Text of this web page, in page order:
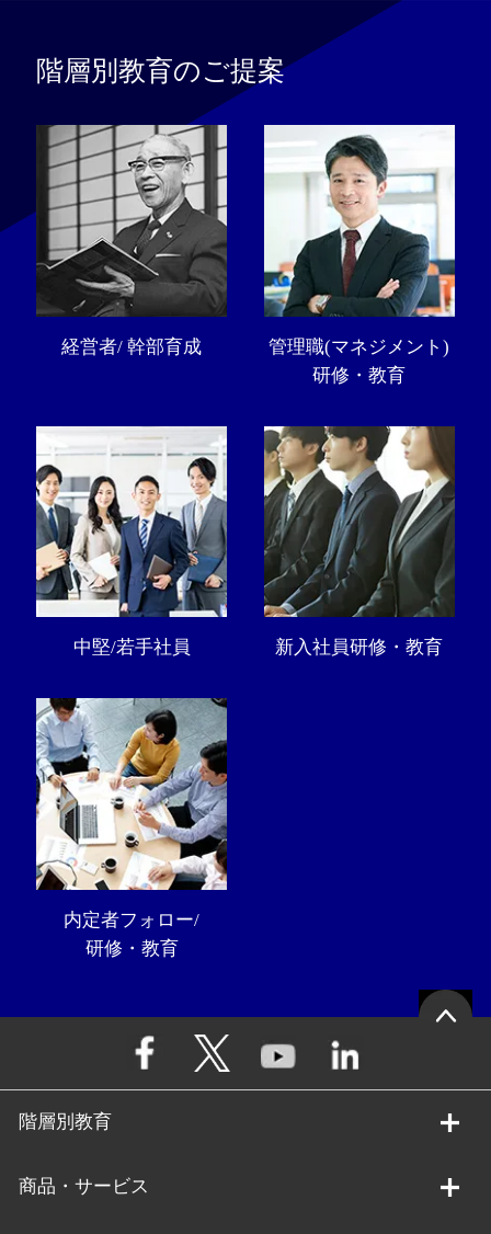
階層別教育のご提案
経営者/ 幹部育成
管理職(マネジメント)
研修・教育
中堅/若手社員 新入社員研修・教育
内定者フォロー/
研修・教育
階層別教育
商品・サービス